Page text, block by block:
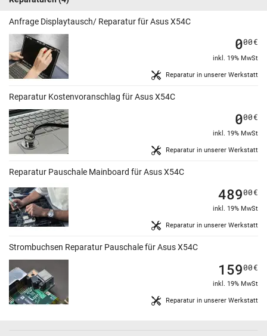
Anfrage Displaytausch/ Reparatur für Asus X54C
Reparatur in unserer Werkstatt
000€
inkl. 19% MwSt
Reparatur Kostenvoranschlag für Asus X54C
Reparatur in unserer Werkstatt
000€
inkl. 19% MwSt
Reparatur Pauschale Mainboard für Asus X54C
Reparatur in unserer Werkstatt
48900€
inkl. 19% MwSt
Strombuchsen Reparatur Pauschale für Asus X54C
Reparatur in unserer Werkstatt
15900€
inkl. 19% MwSt